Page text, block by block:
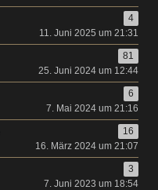
4
11. Juni 2025 um 21:31
81
25. Juni 2024 um 12:44
6
7. Mai 2024 um 21:16
16
16. März 2024 um 21:07
3
7. Juni 2023 um 18:54